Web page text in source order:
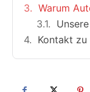
Warum
Kontakt zu